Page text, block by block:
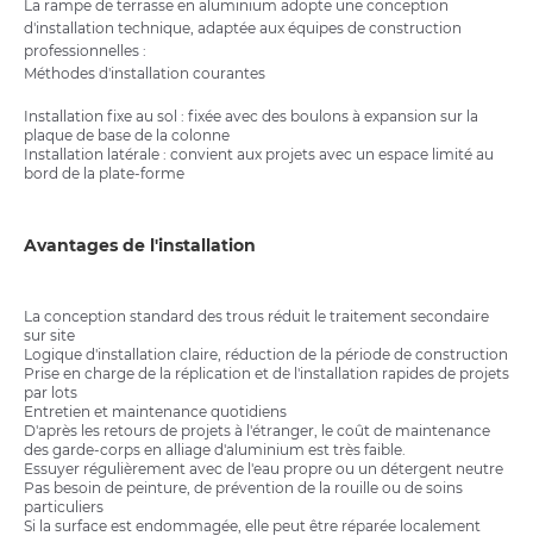
La rampe de terrasse en aluminium adopte une conception
d'installation technique, adaptée aux équipes de construction
professionnelles :
Méthodes d'installation courantes
Installation fixe au sol : fixée avec des boulons à expansion sur la
plaque de base de la colonne
Installation latérale : convient aux projets avec un espace limité au
bord de la plate-forme
Avantages de l'installation
La conception standard des trous réduit le traitement secondaire
sur site
Logique d'installation claire, réduction de la période de construction
Prise en charge de la réplication et de l'installation rapides de projets
par lots
Entretien et maintenance quotidiens
D'après les retours de projets à l'étranger, le coût de maintenance
des garde-corps en alliage d'aluminium est très faible.
Essuyer régulièrement avec de l'eau propre ou un détergent neutre
Pas besoin de peinture, de prévention de la rouille ou de soins
particuliers
Si la surface est endommagée, elle peut être réparée localement